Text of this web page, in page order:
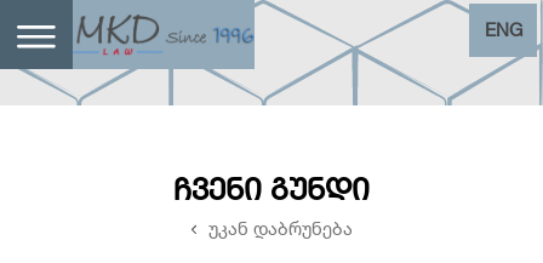
ENG
ᲩᲕᲔᲜᲘ ᲒᲣᲜᲓᲘ
უკან დაბრუნება